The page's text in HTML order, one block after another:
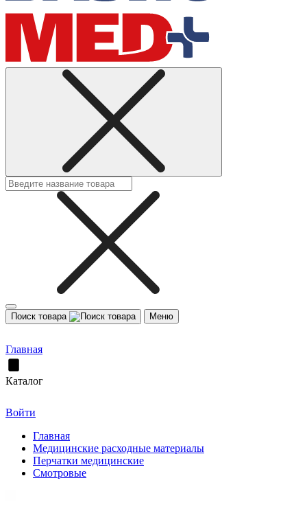
Поиск товара Меню
Главная
Каталог
Войти
Главная
Медицинские расходные материалы
Перчатки медицинские
Смотровые